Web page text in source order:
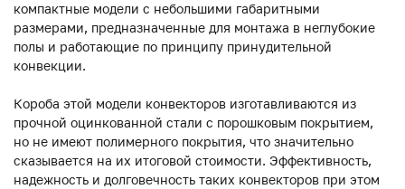
компактные модели с небольшими габаритными
размерами, предназначенные для монтажа в неглубокие
полы и работающие по принципу принудительной
конвекции.
Короба этой модели конвекторов изготавливаются из
прочной оцинкованной стали с порошковым покрытием,
но не имеют полимерного покрытия, что значительно
сказывается на их итоговой стоимости. Эффективность,
надежность и долговечность таких конвекторов при этом